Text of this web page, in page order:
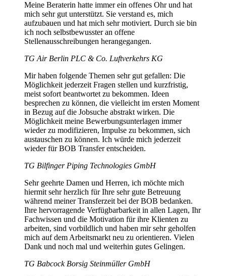
Meine Beraterin hatte immer ein offenes Ohr und hat
mich sehr gut unterstützt. Sie verstand es, mich
aufzubauen und hat mich sehr motiviert. Durch sie bin
ich noch selbstbewusster an offene
Stellenausschreibungen herangegangen.
TG Air Berlin PLC & Co. Luftverkehrs KG
Mir haben folgende Themen sehr gut gefallen: Die
Möglichkeit jederzeit Fragen stellen und kurzfristig,
meist sofort beantwortet zu bekommen. Ideen
besprechen zu können, die vielleicht im ersten Moment
in Bezug auf die Jobsuche abstrakt wirken. Die
Möglichkeit meine Bewerbungsunterlagen immer
wieder zu modifizieren, Impulse zu bekommen, sich
austauschen zu können. Ich würde mich jederzeit
wieder für BOB Transfer entscheiden.
TG Bilfinger Piping Technologies GmbH
Sehr geehrte Damen und Herren, ich möchte mich
hiermit sehr herzlich für Ihre sehr gute Betreuung
während meiner Transferzeit bei der BOB bedanken.
Ihre hervorragende Verfügbarbarkeit in allen Lagen, Ihr
Fachwissen und die Motivation für ihre Klienten zu
arbeiten, sind vorbildlich und haben mir sehr geholfen
mich auf dem Arbeitsmarkt neu zu orientieren. Vielen
Dank und noch mal und weiterhin gutes Gelingen.
TG Babcock Borsig Steinmüller GmbH